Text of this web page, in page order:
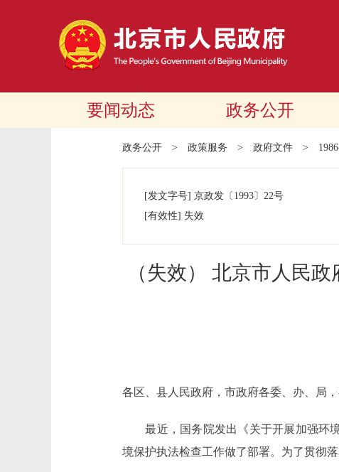
要闻动态 政务公开
政务公开 > 政策服务 > 政府文件 >
[发文字号] 京政发 〔1993〕 22号
[有效性] 失效
（失效） 北京市人民
各区、县人民政府，市政府各委、办、局
最近，国务院发出《关于开展加强环境
境保护执法检查工作做了部署。为了贯彻